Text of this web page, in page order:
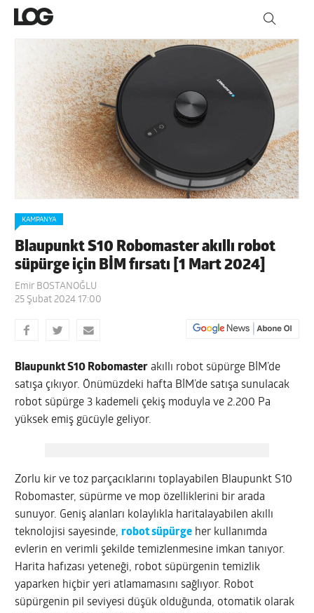
KAMPANYA
Blaupunkt S10 Robomaster akıllı robot
süpürge için BİM fırsatı [1 Mart 2024]
Emir BOSTANOĞLU
25 Şubat 2024 17:00
Blaupunkt S10 Robomaster akıllı robot süpürge BİM’de
satışa çıkıyor. Önümüzdeki hafta BİM’de satışa sunulacak
robot süpürge 3 kademeli çekiş moduyla ve 2.200 Pa
yüksek emiş gücüyle geliyor.
Zorlu kir ve toz parçacıklarını toplayabilen Blaupunkt S10
Robomaster, süpürme ve mop özelliklerini bir arada
sunuyor. Geniş alanları kolaylıkla haritalayabilen akıllı
teknolojisi sayesinde,robot süpürge her kullanımda
evlerin en verimli şekilde temizlenmesine imkan tanıyor.
Harita hafızası yeteneği, robot süpürgenin temizlik
yaparken hiçbir yeri atlamamasını sağlıyor. Robot
süpürgenin pil seviyesi düşük olduğunda, otomatik olarak